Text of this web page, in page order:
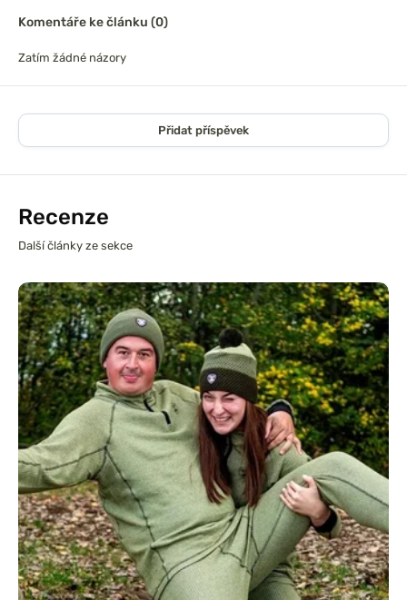
Komentáře ke článku (0)
Zatím žádné názory
Přidat příspěvek
Recenze
Další články ze sekce